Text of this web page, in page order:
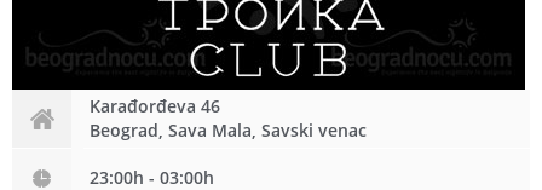
Karađorđeva 46
Beograd, Sava Mala, Savski venac
23:00h - 03:00h